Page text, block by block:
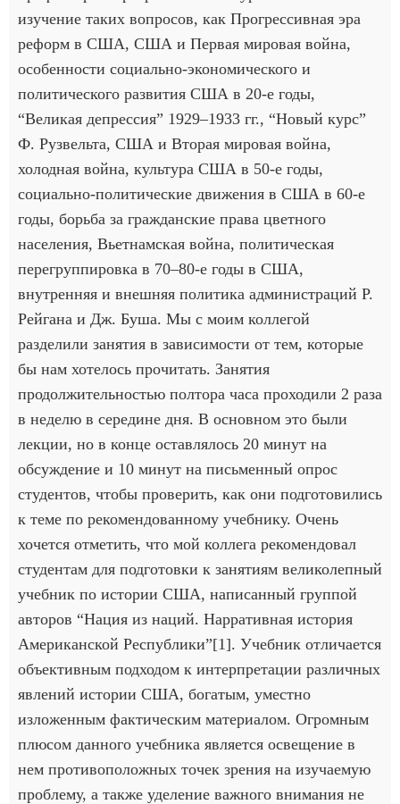
изучение таких вопросов, как Прогрессивная эра
реформ в США, США и Первая мировая война,
особенности социально-экономического и
политического развития США в 20-е годы,
“Великая депрессия” 1929–1933 гг., “Новый курс”
Ф. Рузвельта, США и Вторая мировая война,
холодная война, культура США в 50-е годы,
социально-политические движения в США в 60-е
годы, борьба за гражданские права цветного
населения, Вьетнамская война, политическая
перегруппировка в 70–80-е годы в США,
внутренняя и внешняя политика администраций Р.
Рейгана и Дж. Буша. Мы с моим коллегой
разделили занятия в зависимости от тем, которые
бы нам хотелось прочитать. Занятия
продолжительностью полтора часа проходили 2 раза
в неделю в середине дня. В основном это были
лекции, но в конце оставлялось 20 минут на
обсуждение и 10 минут на письменный опрос
студентов, чтобы проверить, как они подготовились
к теме по рекомендованному учебнику. Очень
хочется отметить, что мой коллега рекомендовал
студентам для подготовки к занятиям великолепный
учебник по истории США, написанный группой
авторов “Нация из наций. Нарративная история
Американской Республики”[1]. Учебник отличается
объективным подходом к интерпретации различных
явлений истории США, богатым, уместно
изложенным фактическим материалом. Огромным
плюсом данного учебника является освещение в
нем противоположных точек зрения на изучаемую
проблему, а также уделение важного внимания не